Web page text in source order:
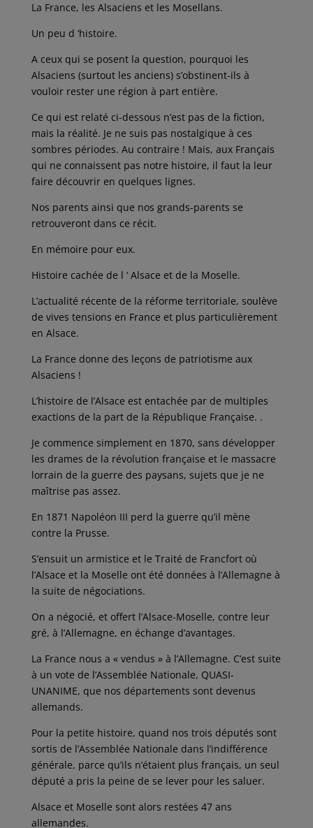
La France, les Alsaciens et les Mosellans.
Un peu d ‘histoire.
A ceux qui se posent la question, pourquoi les
Alsaciens (surtout les anciens) s’obstinent-ils à
vouloir rester une région à part entière.
Ce qui est relaté ci-dessous n’est pas de la fiction,
mais la réalité. Je ne suis pas nostalgique à ces
sombres périodes. Au contraire ! Mais, aux Français
qui ne connaissent pas notre histoire, il faut la leur
faire découvrir en quelques lignes.
Nos parents ainsi que nos grands-parents se
retrouveront dans ce récit.
En mémoire pour eux.
Histoire cachée de l ‘ Alsace et de la Moselle.
L’actualité récente de la réforme territoriale, soulève
de vives tensions en France et plus particulièrement
en Alsace.
La France donne des leçons de patriotisme aux
Alsaciens !
L’histoire de l’Alsace est entachée par de multiples
exactions de la part de la République Française. .
Je commence simplement en 1870, sans développer
les drames de la révolution française et le massacre
lorrain de la guerre des paysans, sujets que je ne
maîtrise pas assez.
En 1871 Napoléon III perd la guerre qu’il mène
contre la Prusse.
S’ensuit un armistice et le Traité de Francfort où
l’Alsace et la Moselle ont été données à l’Allemagne à
la suite de négociations.
On a négocié, et offert l’Alsace-Moselle, contre leur
gré, à l’Allemagne, en échange d’avantages.
La France nous a « vendus » à l’Allemagne. C’est suite
à un vote de l’Assemblée Nationale, QUASI-
UNANIME, que nos départements sont devenus
allemands.
Pour la petite histoire, quand nos trois députés sont
sortis de l’Assemblée Nationale dans l’indifférence
générale, parce qu’ils n’étaient plus français, un seul
député a pris la peine de se lever pour les saluer.
Alsace et Moselle sont alors restées 47 ans
allemandes.